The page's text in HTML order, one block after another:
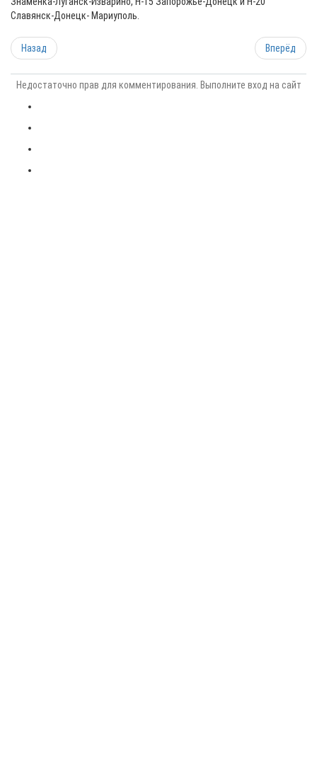
Славянск-Донецк- Мариуполь.
Назад Вперёд
Недостаточно прав для комментирования. Выполните вход на сайт